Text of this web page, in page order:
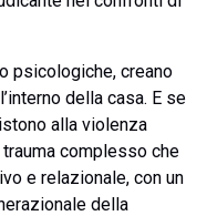
psicologiche, creano
della casa. E se
alla violenza
complesso che
e relazionale, con un
della